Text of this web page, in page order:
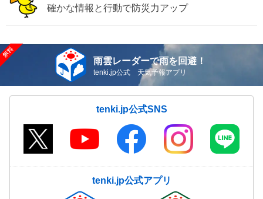
確かな情報と行動で防災力アップ
雨雲レーダーで雨を回避！
tenki.jp公式 天気予報アプリ
tenki.jp公式SNS
tenki.jp公式アプリ